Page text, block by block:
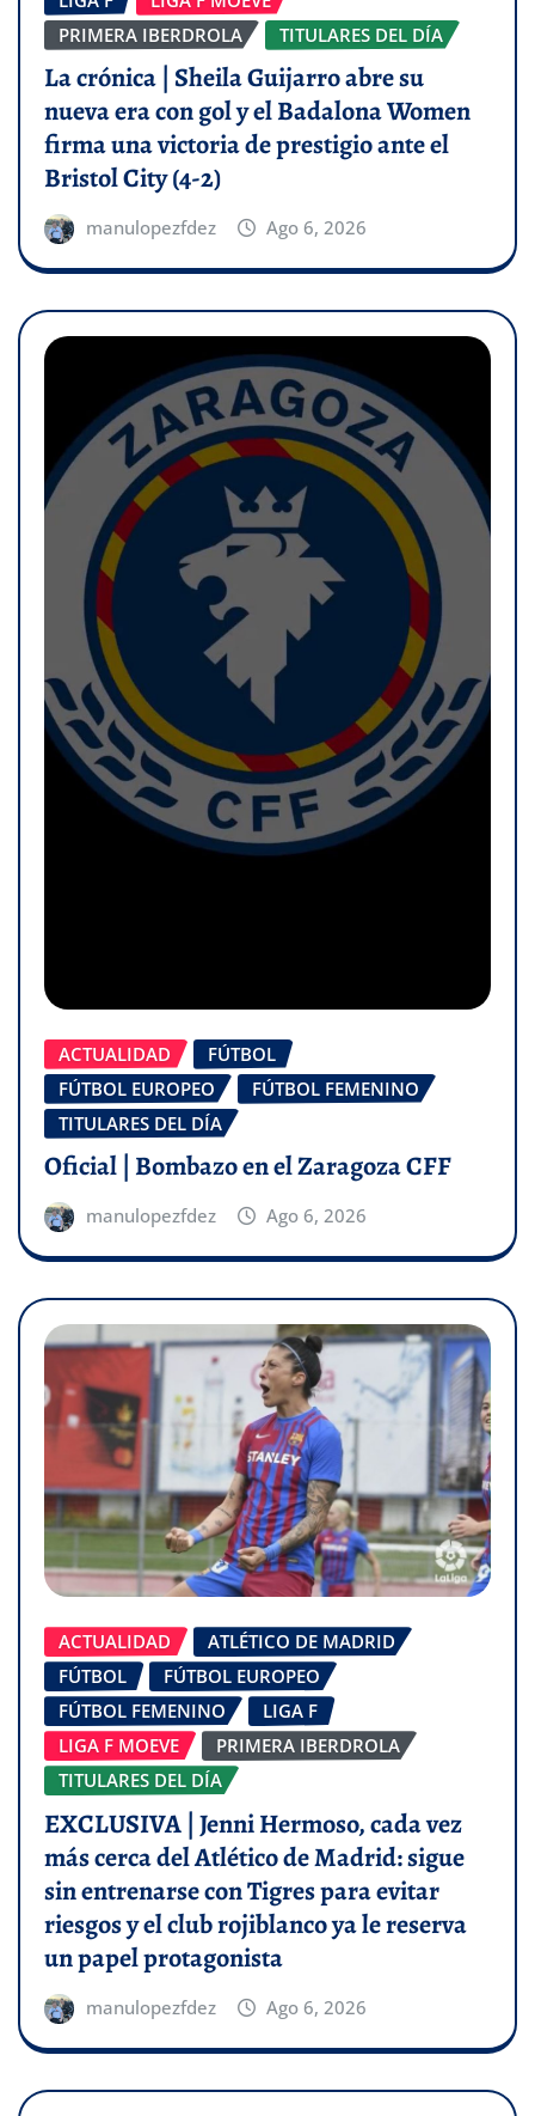
PRIMERA IBERDROLA
TITULARES DEL DÍA
La crónica | Sheila Guijarro abre su
nueva era con gol y el Badalona Women
firma una victoria de prestigio ante el
Bristol City (4-2)
manulopezfdez Ago 6, 2026
ACTUALIDAD
FÚTBOL
FÚTBOL EUROPEO
FÚTBOL FEMENINO
TITULARES DEL DÍA
Oficial | Bombazo en el Zaragoza CFF
manulopezfdez Ago 6, 2026
ACTUALIDAD
ATLÉTICO DE MADRID
FÚTBOL
FÚTBOL EUROPEO
FÚTBOL FEMENINO
LIGA F
LIGA F MOEVE
PRIMERA IBERDROLA
TITULARES DEL DÍA
EXCLUSIVA | Jenni Hermoso, cada vez
más cerca del Atlético de Madrid: sigue
sin entrenarse con Tigres para evitar
riesgos y el club rojiblanco ya le reserva
un papel protagonista
manulopezfdez Ago 6, 2026